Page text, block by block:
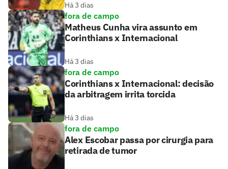
Há 3 dias
fora de campo
Matheus Cunha vira assunto em
Corinthians x Internacional
Há 3 dias
fora de campo
Corinthians x Internacional: decisão
da arbitragem irrita torcida
Há 3 dias
fora de campo
Alex Escobar passa por cirurgia para
retirada de tumor